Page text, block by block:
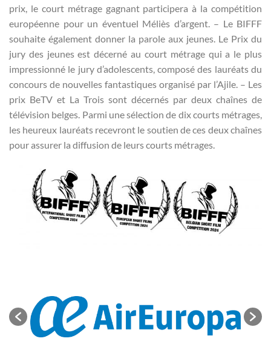
prix, le court métrage gagnant participera à la compétition
européenne pour un éventuel Méliès d’argent. – Le BIFFF
souhaite également donner la parole aux jeunes. Le Prix du
jury des jeunes est décerné au court métrage qui a le plus
impressionné le jury d’adolescents, composé des lauréats du
concours de nouvelles fantastiques organisé par l’Ajile. – Les
prix BeTV et La Trois sont décernés par deux chaînes de
télévision belges. Parmi une sélection de dix courts métrages,
les heureux lauréats recevront le soutien de ces deux chaînes
pour assurer la diffusion de leurs courts métrages.